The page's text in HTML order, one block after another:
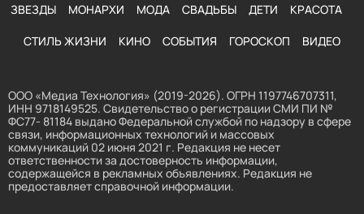
ЗВЕЗДЫ МОНАРХИ МОДА СВАДЬБЫ ДЕТИ КРАСОТА
СТИЛЬ ЖИЗНИ КИНО СОБЫТИЯ ГОРОСКОП ВИДЕО
ООО «Медиа Технология» (2019-2026). ОГРН 1197746707311,
ИНН 9718149525. Свидетельство о регистрации СМИ ПИ №
ФС77- 81184 выдано Федеральной службой по надзору в сфере
связи, информационных технологий и массовых
коммуникаций 02 июня 2021 г. Редакция не несет
ответственности за достоверность информации,
содержащейся в рекламных объявлениях. Редакция не
предоставляет справочной информации.